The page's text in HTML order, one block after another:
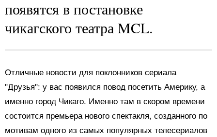
появятся в постановке
чикагского театра MCL.
Отличные новости для поклонников сериала
"Друзья": у вас появился повод посетить Америку, а
именно город Чикаго. Именно там в скором времени
состоится премьера нового спектакля, созданного по
мотивам одного из самых популярных телесериалов